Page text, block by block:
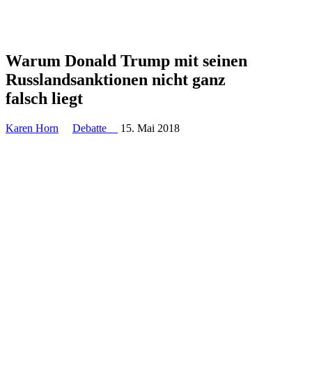
Warum Donald Trump mit seinen
Russland­sank­tionen nicht ganz
falsch liegt
Karen Horn Debatte 15. Mai 2018